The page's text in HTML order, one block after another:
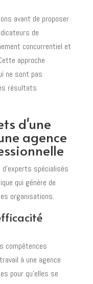
avant de proposer
de
concurrentiel et
approche
ne sont pas
résultats
d'une
agence
d'experts spécialisés
qui génère de
organisations.
compétences
à une agence
pour qu'elles se